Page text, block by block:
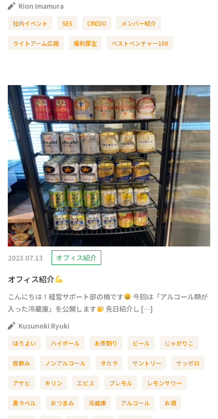
Rion Imamura
社内イベント SES CREDO メンバー紹介
ライトアーム広報 福利厚生 ベストベンチャー100
2023.07.13 オフィス紹介
オフィス紹介
こんにちは！経営サポート部の楠です
今回は「アルコール類が
入った冷蔵庫」を公開します
先日紹介し […]
Kusunoki Ryuki
ほろよい ハイボール お茶割り ビール じゃがりこ
夜飲み ノンアルコール タカラ サントリー サッポロ
アサヒ キリン エビス プレモル レモンサワー
黒ラベル おつまみ 冷蔵庫 アルコール お酒